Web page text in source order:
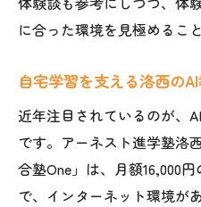
に合った環境を見極めるこ
自宅学習を支える洛西の
近年注目されているのが、
です。アーネスト進学塾洛
合塾One」は、月額16,000
で、インターネット環境が